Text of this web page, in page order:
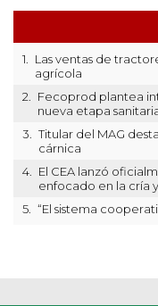
1.
Las ventas de
agrícola
2.
Fecoprod plantea
nueva etapa
3.
Titular del MAG
cárnica
4.
El CEA lanzó
enfocado en la cría
5.
“El sistema